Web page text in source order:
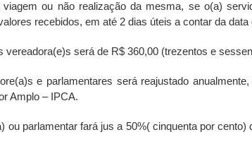
ou não realização da mesma, se o(a)
recebidos, em até 2 dias úteis a contar da
vereadora(e)s será de R$ 360,00 (trezentos e
e parlamentares será reajustado
Amplo – IPCA.
fará jus a 50%( cinquenta por cento) do